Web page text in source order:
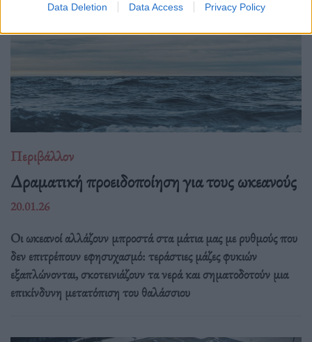
Data Deletion Data Access Privacy Policy
Περιβάλλον
Δραματική προειδοποίηση για τους ωκεανούς
20.01.26
Οι ωκεανοί αλλάζουν μπροστά στα μάτια μας με ρυθμούς που
δεν επιτρέπουν εφησυχασμό: τεράστιες μάζες φυκιών
εξαπλώνονται, σκοτεινιάζουν τα νερά και σηματοδοτούν μια
επικίνδυνη μετατόπιση του θαλάσσιου